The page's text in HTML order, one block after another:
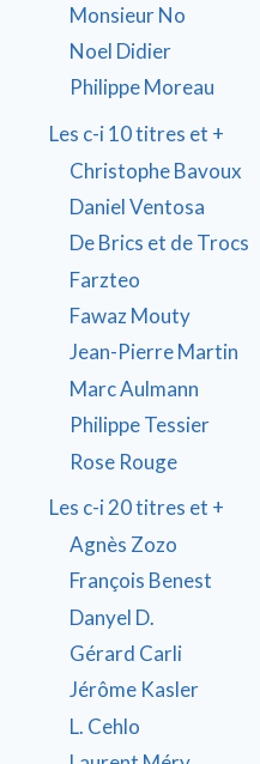
Monsieur No
Noel Didier
Philippe Moreau
Les c-i 10 titres et +
Christophe Bavoux
Daniel Ventosa
De Brics et de Trocs
Farzteo
Fawaz Mouty
Jean-Pierre Martin
Marc Aulmann
Philippe Tessier
Rose Rouge
Les c-i 20 titres et +
Agnès Zozo
François Benest
Danyel D.
Gérard Carli
Jérôme Kasler
L. Cehlo